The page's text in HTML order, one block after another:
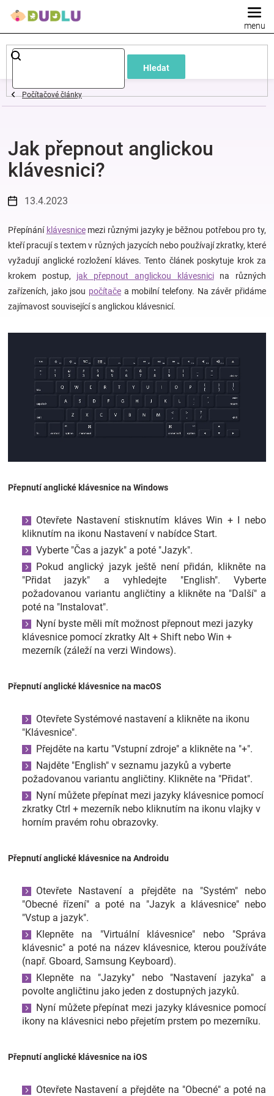
Hledat
Dětské
a
oblečení
Pokojíček
a
kojenecká
výbava
Hračky
a
zábava
Těhotenské
oblečení
Novinky
Značky
Blog
Hračkářství
Přihlášení
Počítačové články
Jak přepnout anglickou
klávesnici?
13.4.2023
Přepínání klávesnicemezi různými jazyky je běžnou potřebou pro ty,
kteří pracují s textem v různých jazycích nebo používají zkratky, které
vyžadují anglické rozložení kláves. Tento článek poskytuje krok za
krokem postup, jak přepnout anglickou klávesnicina různých
zařízeních, jako jsou počítače a mobilní telefony. Na závěr přidáme
zajímavost související s anglickou klávesnicí.
Přepnutí anglické klávesnice na Windows
Otevřete Nastavení stisknutím kláves Win + I nebo
kliknutím na ikonu Nastavení v nabídce Start.
Vyberte "Čas a jazyk" a poté "Jazyk".
Pokud anglický jazyk ještě není přidán, klikněte na
"Přidat jazyk" a vyhledejte "English". Vyberte
požadovanou variantu angličtiny a klikněte na "Další" a
poté na "Instalovat".
Nyní byste měli mít možnost přepnout mezi jazyky
klávesnice pomocí zkratky Alt + Shift nebo Win +
mezerník (záleží na verzi Windows).
Přepnutí anglické klávesnice na macOS
Otevřete Systémové nastavení a klikněte na ikonu
"Klávesnice".
Přejděte na kartu "Vstupní zdroje" a klikněte na "+".
Najděte "English" v seznamu jazyků a vyberte
požadovanou variantu angličtiny. Klikněte na "Přidat".
Nyní můžete přepínat mezi jazyky klávesnice pomocí
zkratky Ctrl + mezerník nebo kliknutím na ikonu vlajky v
horním pravém rohu obrazovky.
Přepnutí anglické klávesnice na Androidu
Otevřete Nastavení a přejděte na "Systém" nebo
"Obecné řízení" a poté na "Jazyk a klávesnice" nebo
"Vstup a jazyk".
Klepněte na "Virtuální klávesnice" nebo "Správa
klávesnic" a poté na název klávesnice, kterou používáte
(např. Gboard, Samsung Keyboard).
Klepněte na "Jazyky" nebo "Nastavení jazyka" a
povolte angličtinu jako jeden z dostupných jazyků.
Nyní můžete přepínat mezi jazyky klávesnice pomocí
ikony na klávesnici nebo přejetím prstem po mezerníku.
Přepnutí anglické klávesnice na iOS
Otevřete Nastavení a přejděte na "Obecné" a poté na